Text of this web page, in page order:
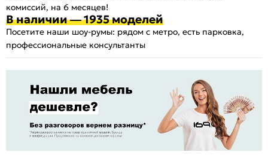
комиссий, на 6 месяцев!
В наличии — 1935 моделей
Посетите наши шоу-румы: рядом с метро, есть парковка,
профессиональные консультанты